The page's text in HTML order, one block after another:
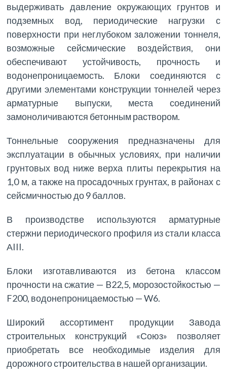
выдерживать давление окружающих грунтов и
подземных вод, периодические нагрузки с
поверхности при неглубоком заложении тоннеля,
возможные сейсмические воздействия, они
обеспечивают устойчивость, прочность и
водонепроницаемость. Блоки соединяются с
другими элементами конструкции тоннелей через
арматурные выпуски, места соединений
замоноличиваются бетонным раствором.
Тоннельные сооружения предназначены для
эксплуатации в обычных условиях, при наличии
грунтовых вод ниже верха плиты перекрытия на
1,0 м, а также на просадочных грунтах, в районах с
сейсмичностью до 9 баллов.
В производстве используются арматурные
стержни периодического профиля из стали класса
АIII.
Блоки изготавливаются из бетона классом
прочности на сжатие — B22,5, морозостойкостью —
F200, водонепроницаемостью — W6.
Широкий ассортимент продукции Завода
строительных конструкций «Союз» позволяет
приобретать все необходимые изделия для
дорожного строительства в нашей организации.